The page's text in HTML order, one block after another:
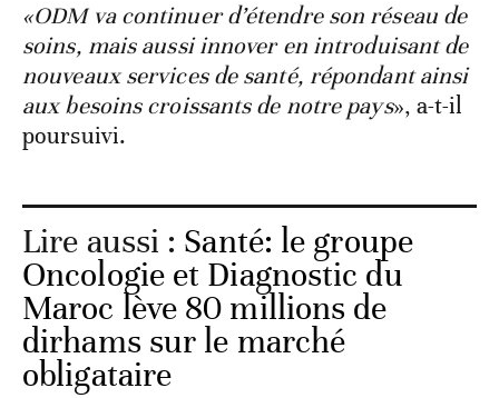
«ODM va continuer d’étendre son réseau de
soins, mais aussi innover en introduisant de
nouveaux services de santé, répondant ainsi
aux besoins croissants de notre pays», a-t-il
poursuivi.
Lire aussi : Santé: le groupe
Oncologie et Diagnostic du
Maroc lève 80 millions de
dirhams sur le marché
obligataire